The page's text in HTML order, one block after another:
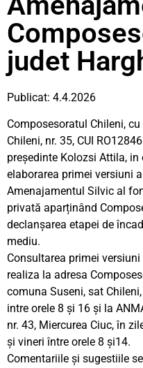
judet
Publicat: 4.4.2026
Composesoratul Chileni,
Chileni, nr. 35, CUI
președinte Kolozsi Attila, in
elaborarea primei versiuni
Amenajamentul Silvic al
privată aparținând
declanșarea etapei de
mediu.
Consultarea primei
realiza la adresa
comuna Suseni, sat
intre orele 8 și 16 și la
nr. 43, Miercurea Ciuc, în
și vineri între orele 8 și14.
Comentariile și sugestiile